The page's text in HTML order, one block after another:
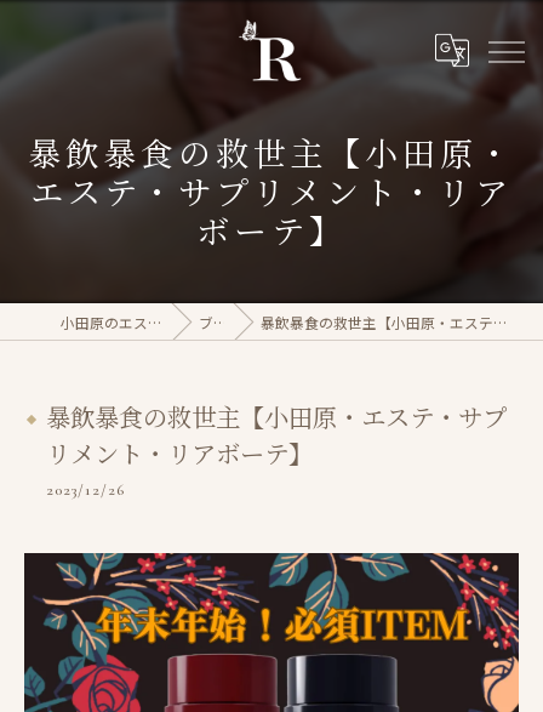
暴飲暴食の救世主【小田原・
エステ・サプリメント・リア
ボーテ】
小田原のエステならrasera ブログ 暴飲暴食の救世主【小田原・エステ・サプリメント・リアボーテ】
暴飲暴食の救世主【小田原・エステ・サプ
リメント・リアボーテ】
2023/12/26